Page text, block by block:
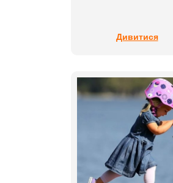
Дивитися